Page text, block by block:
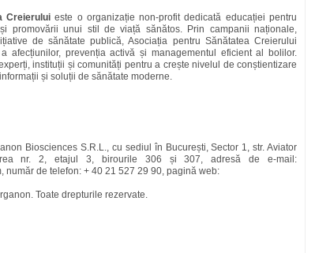
Creieruluieste o organizație non-profit dedicată educației pentru
promovării unui stil de viață sănătos. Prin campanii naționale,
de sănătate publică, Asociația pentru Sănătatea Creierului
afecțiunilor, prevenția activă și managementul eficient al bolilor.
instituții și comunități pentru a crește nivelul de conștientizare
și soluții de sănătate moderne.
Biosciences S.R.L., cu sediul în București, Sector 1, str. Aviator
nr. 2, etajul 3, birourile 306 și 307, adresă de e-mail:
număr de telefon: + 40 21 527 29 90, pagină web:
Toate drepturile rezervate.